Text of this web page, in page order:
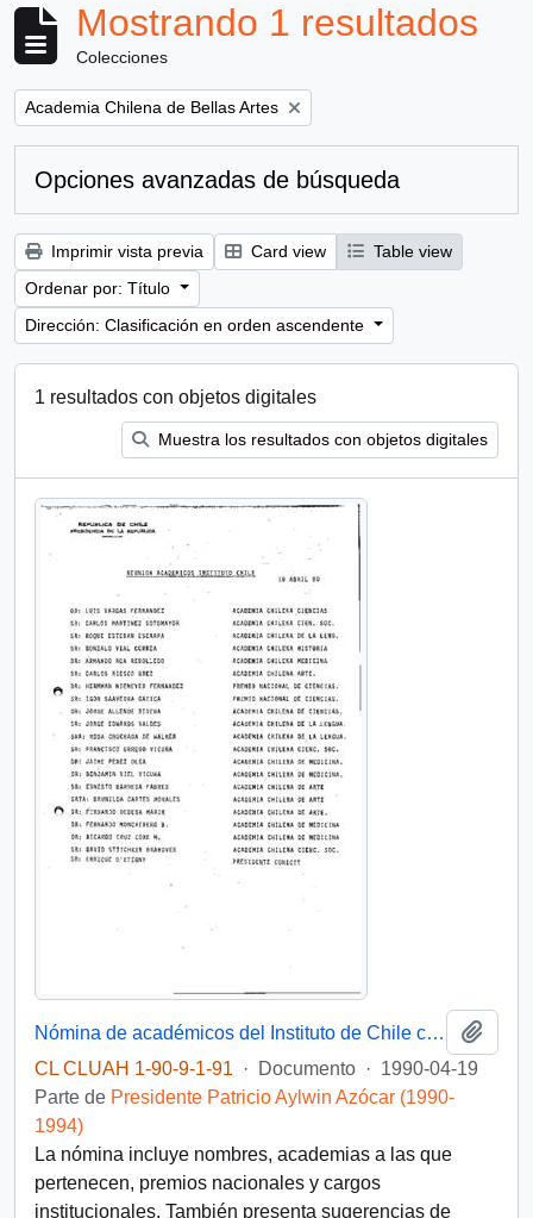
Mostrando 1 resultados
Colecciones
Remove filter:
Academia Chilena de Bellas Artes
Opciones avanzadas de búsqueda
Imprimir vista previa Card view
Table view
Ordenar por: Título
Dirección: Clasificación en orden ascendente
1 resultados con objetos digitales
Muestra los resultados con objetos digitales
Nómina de académicos del Instituto de Chile convocados a una reunión con el Presidente de la República el 19 de abril de 1990
CL CLUAH 1-90-9-1-91
· Documento · 1990-04-19
Parte de Presidente Patricio Aylwin Azócar (1990-
1994)
La nómina incluye nombres, academias a las que
pertenecen, premios nacionales y cargos
institucionales. También presenta sugerencias de